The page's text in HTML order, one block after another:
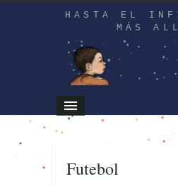
HASTA EL
MÁS
Futebol